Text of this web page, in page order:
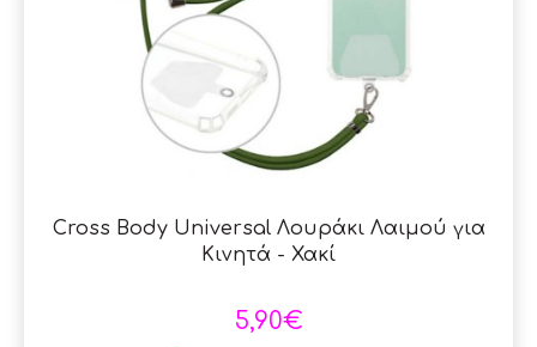
Cross Body Universal Λουράκι Λαιμού για
Κινητά - Χακί
5,90€